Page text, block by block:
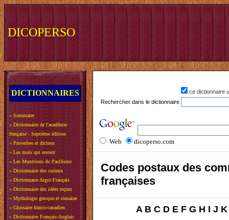
DICOPERSO
DICTIONNAIRES
» Sommaire
» Dictionnaire de l'académie
française - Septième édition
» Proverbes et dictons
» Les mots qui restent
» Les Munitions du Pacifisme
» Dictionnaire des curieux
» Dictionnaire Argot-Français
» Dictionnaire des idées reçues
» Mythologie grecque et romaine
» Glossaire franco-canadien
» Dictionnaire Français-Anglais
ce dictionnaire
Rechercher dans le dictionnaire
Web dicoperso.com
Codes postaux des
françaises
A B C D E F G H I J K